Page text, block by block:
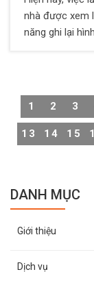
nhà được xem
năng ghi lại
ai cũng biết
trong nhà cực
1 2 3
13 14 15
DANH MỤC
Giới thiệu
Dịch vụ